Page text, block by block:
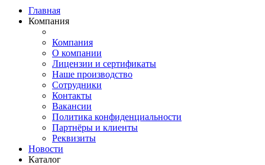
Главная
Компания
Компания
О компании
Лицензии и сертификаты
Наше производство
Сотрудники
Контакты
Вакансии
Политика конфиденциальности
Партнёры и клиенты
Реквизиты
Новости
Каталог